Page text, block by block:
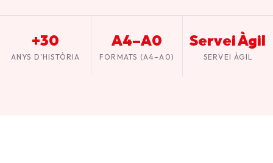
+30
ANYS D'HISTÒRIA
A4–A0
FORMATS (A4–A0)
Servei Àgil
SERVEI ÀGIL